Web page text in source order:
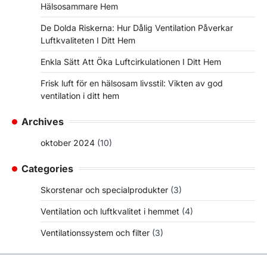
Hälsosammare Hem
De Dolda Riskerna: Hur Dålig Ventilation Påverkar
Luftkvaliteten I Ditt Hem
Enkla Sätt Att Öka Luftcirkulationen I Ditt Hem
Frisk luft för en hälsosam livsstil: Vikten av god
ventilation i ditt hem
Archives
oktober 2024 (10)
Categories
Skorstenar och specialprodukter (3)
Ventilation och luftkvalitet i hemmet (4)
Ventilationssystem och filter (3)